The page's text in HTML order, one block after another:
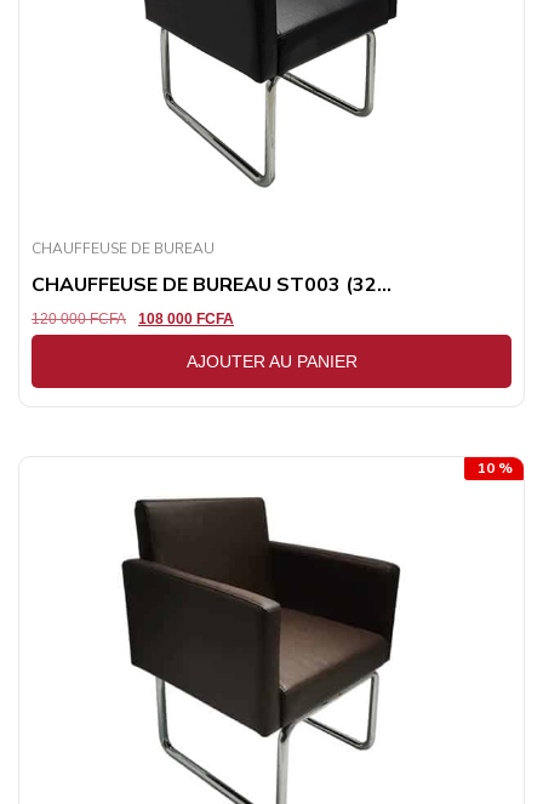
CHAUFFEUSE DE BUREAU
CHAUFFEUSE DE BUREAU ST003 (32...
120 000FCFA 108 000 FCFA
AJOUTER AU PANIER
10 %